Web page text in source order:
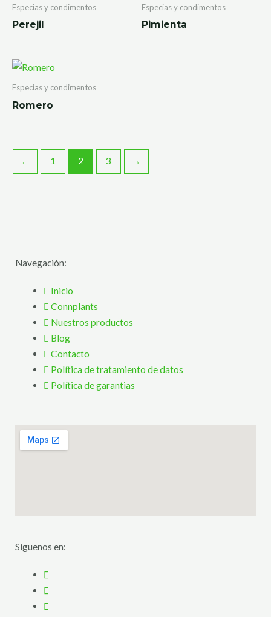
Especias y condimentos
Perejil
Especias y condimentos
Pimienta
Especias y condimentos
Romero
← 1 2 3 →
Navegación:
Inicio
Connplants
Nuestros productos
Blog
Contacto
Política de tratamiento de datos
Política de garantias
Síguenos en: